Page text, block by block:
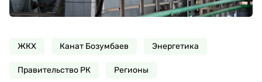
ЖКХ Канат Бозумбаев Энергетика
Правительство РК Регионы